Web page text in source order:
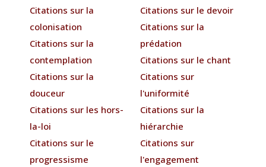
Citations sur la
colonisation
Citations sur la
contemplation
Citations sur la
douceur
Citations sur les hors-
la-loi
Citations sur le
progressisme
Citations sur le devoir
Citations sur la
prédation
Citations sur le chant
Citations sur
l'uniformité
Citations sur la
hiérarchie
Citations sur
l'engagement